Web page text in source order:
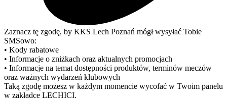
Zaznacz tę zgodę, by KKS Lech Poznań mógł wysyłać Tobie
SMSowo:
• Kody rabatowe
• Informacje o zniżkach oraz aktualnych promocjach
• Informacje na temat dostępności produktów, terminów meczów
oraz ważnych wydarzeń klubowych
Taką zgodę możesz w każdym momencie wycofać w Twoim panelu
w zakładce LECHICI.